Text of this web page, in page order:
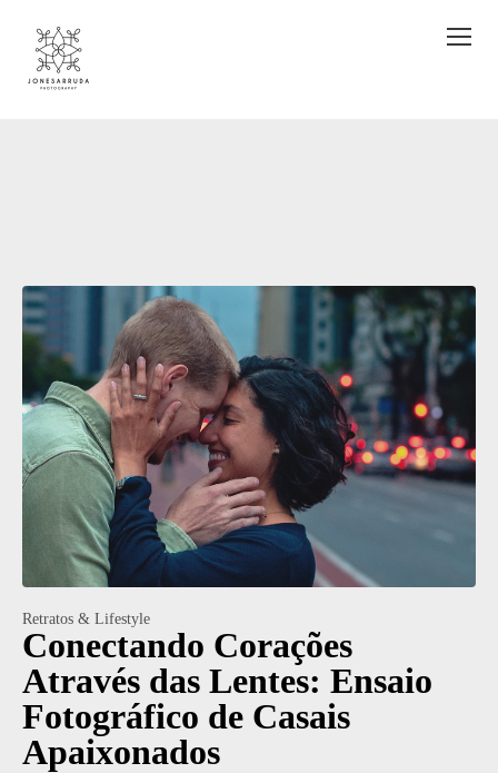
Retratos & Lifestyle
Conectando Corações
Através das Lentes: Ensaio
Fotográfico de Casais
Apaixonados